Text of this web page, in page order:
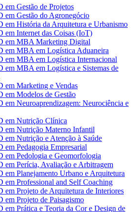
em Gestão de Projetos
em Gestão do Agronegócio
em História da Arquitetura e Urbanismo
em Internet das Coisas (IoT)
em MBA Marketing Digital
em MBA em Logística Aduaneira
em MBA em Logística Internacional
em MBA em Logística e Sistemas de
em Marketing e Vendas
em Modelos de Gestão
em Neuroaprendizagem: Neurociência e
em Nutrição Clínica
em Nutrição Materno Infantil
em Nutrição e Atenção à Saúde
em Pedagogia Empresarial
em Pedologia e Geomorfologia
em Perícia, Avaliação e Arbitragem
em Planejamento Urbano e Arquitetura
em Professional and Self Coaching
em Projeto de Arquitetura de Interiores
em Projeto de Paisagismo
em Prática e Teoria da Cor e Design de